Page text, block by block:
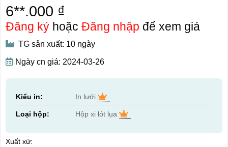
6**.000 ₫
Đăng kýhoặc Đăng nhập để xem giá
TG sản xuất: 10 ngày
Ngày cn giá: 2024-03-26
Kiểu in: In lưới
Loại hộp: Hộp xi lót lụa
Xuất xứ: